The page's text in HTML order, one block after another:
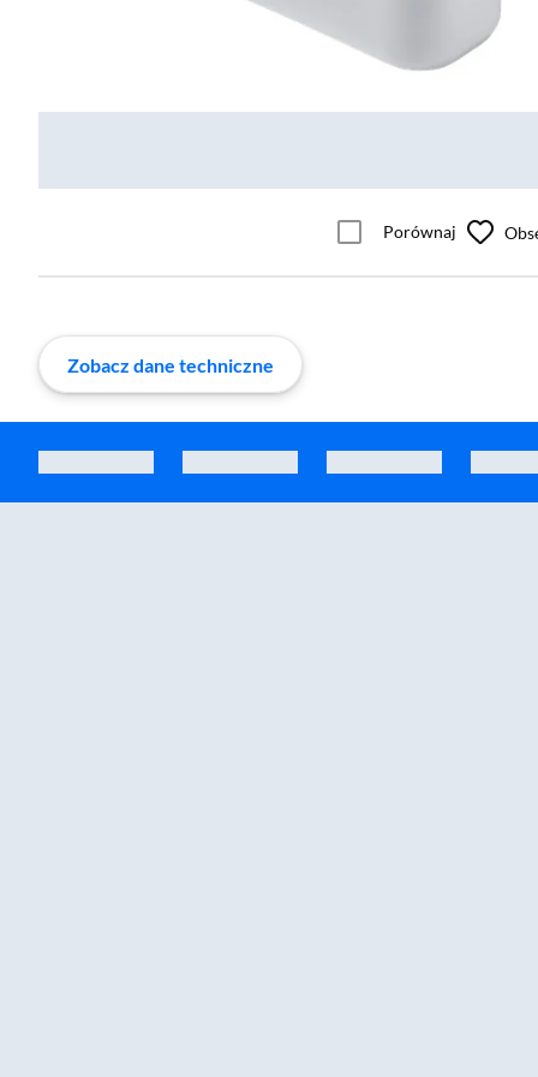
Porównaj
Zobacz dane techniczne